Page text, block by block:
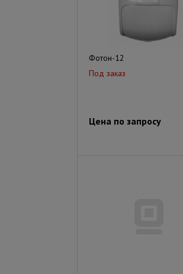
Фотон-12
Под заказ
Цена по запросу